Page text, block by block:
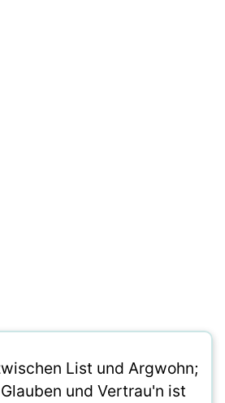
List und Argwohn;
und Vertrau'n ist